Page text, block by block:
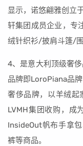
显示，诺悠翩雅创立
轩集团成员企业，专
绒针织衫/披肩斗篷/
4、是意大利顶级奢
品牌即LoroPiana品
奢侈品牌，以羊绒起
LVMH集团收购，成
InsideOut帆布手拿
裤等商品。